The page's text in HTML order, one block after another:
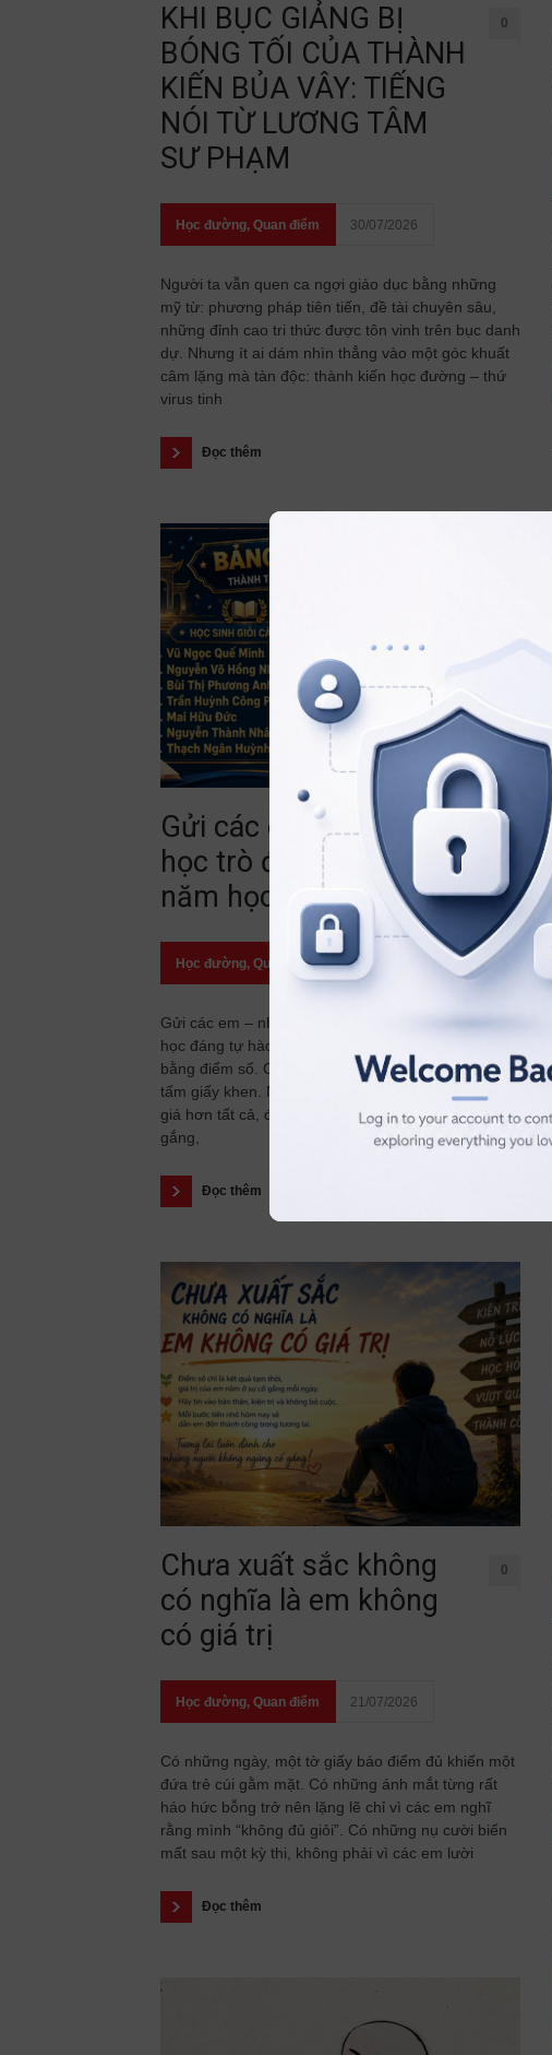
KHI BỤC GIẢNG BỊ
BÓNG TỐI CỦA THÀNH
KIẾN BỦA VÂY: TIẾNG
NÓI TỪ LƯƠNG TÂM
SƯ PHẠM
0
Học đường, Quan điểm 30/07/2026
Người ta vẫn quen ca ngợi giáo dục bằng những
mỹ từ: phương pháp tiên tiến, đề tài chuyên sâu,
những đỉnh cao tri thức được tôn vinh trên bục danh
dự. Nhưng ít ai dám nhìn thẳng vào một góc khuất
câm lặng mà tàn độc: thành kiến học đường – thứ
virus tinh
Đọc thêm
Gửi các em – những
học trò đã viết nên một
năm học đáng tự hào!
Học đường, Quan điểm 23/07/2026
Gửi các em – những học trò đã viết nên một năm
học đáng tự hào! Có những thành tích được ghi
bằng điểm số. Có những thành tích được ghi bằng
tấm giấy khen. Nhưng có một thành tích còn quý
giá hơn tất cả, đó là những tháng ngày bền bỉ cố
gắng,
Đọc thêm
Chưa xuất sắc không
có nghĩa là em không
có giá trị
0
Học đường, Quan điểm 21/07/2026
Có những ngày, một tờ giấy báo điểm đủ khiến một
đứa trẻ cúi gằm mặt. Có những ánh mắt từng rất
háo hức bỗng trở nên lặng lẽ chỉ vì các em nghĩ
rằng mình “không đủ giỏi”. Có những nụ cười biến
mất sau một kỳ thi, không phải vì các em lười
Đọc thêm